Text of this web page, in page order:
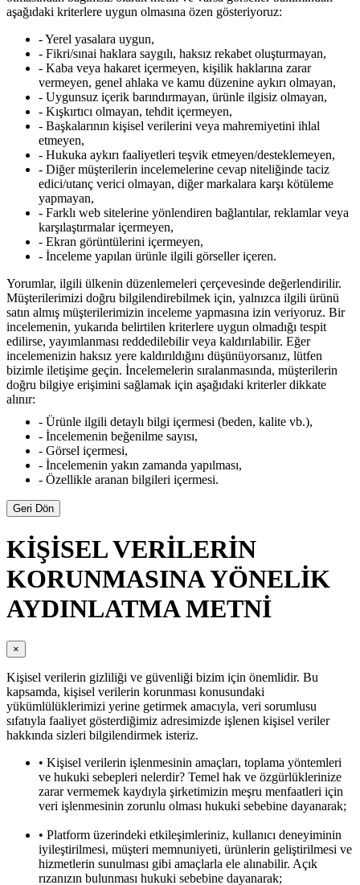
aşağıdaki kriterlere uygun olmasına özen gösteriyoruz:
- Yerel yasalara uygun,
- Fikri/sınai haklara saygılı, haksız rekabet oluşturmayan,
- Kaba veya hakaret içermeyen, kişilik haklarına zarar
vermeyen, genel ahlaka ve kamu düzenine aykırı olmayan,
- Uygunsuz içerik barındırmayan, ürünle ilgisiz olmayan,
- Kışkırtıcı olmayan, tehdit içermeyen,
- Başkalarının kişisel verilerini veya mahremiyetini ihlal
etmeyen,
- Hukuka aykırı faaliyetleri teşvik etmeyen/desteklemeyen,
- Diğer müşterilerin incelemelerine cevap niteliğinde taciz
edici/utanç verici olmayan, diğer markalara karşı kötüleme
yapmayan,
- Farklı web sitelerine yönlendiren bağlantılar, reklamlar veya
karşılaştırmalar içermeyen,
- Ekran görüntülerini içermeyen,
- İnceleme yapılan ürünle ilgili görseller içeren.
Yorumlar, ilgili ülkenin düzenlemeleri çerçevesinde değerlendirilir.
Müşterilerimizi doğru bilgilendirebilmek için, yalnızca ilgili ürünü
satın almış müşterilerimizin inceleme yapmasına izin veriyoruz. Bir
incelemenin, yukarıda belirtilen kriterlere uygun olmadığı tespit
edilirse, yayımlanması reddedilebilir veya kaldırılabilir. Eğer
incelemenizin haksız yere kaldırıldığını düşünüyorsanız, lütfen
bizimle iletişime geçin. İncelemelerin sıralanmasında, müşterilerin
doğru bilgiye erişimini sağlamak için aşağıdaki kriterler dikkate
alınır:
- Ürünle ilgili detaylı bilgi içermesi (beden, kalite vb.),
- İncelemenin beğenilme sayısı,
- Görsel içermesi,
- İncelemenin yakın zamanda yapılması,
- Özellikle aranan bilgileri içermesi.
Geri Dön
KİŞİSEL VERİLERİN
KORUNMASINA YÖNELİK
AYDINLATMA METNİ
×
Kişisel verilerin gizliliği ve güvenliği bizim için önemlidir. Bu
kapsamda, kişisel verilerin korunması konusundaki
yükümlülüklerimizi yerine getirmek amacıyla, veri sorumlusu
sıfatıyla faaliyet gösterdiğimiz adresimizde işlenen kişisel veriler
hakkında sizleri bilgilendirmek isteriz.
• Kişisel verilerin işlenmesinin amaçları, toplama yöntemleri
ve hukuki sebepleri nelerdir? Temel hak ve özgürlüklerinize
zarar vermemek kaydıyla şirketimizin meşru menfaatleri için
veri işlenmesinin zorunlu olması hukuki sebebine dayanarak;
• Platform üzerindeki etkileşimleriniz, kullanıcı deneyiminin
iyileştirilmesi, müşteri memnuniyeti, ürünlerin geliştirilmesi ve
hizmetlerin sunulması gibi amaçlarla ele alınabilir. Açık
rızanızın bulunması hukuki sebebine dayanarak;